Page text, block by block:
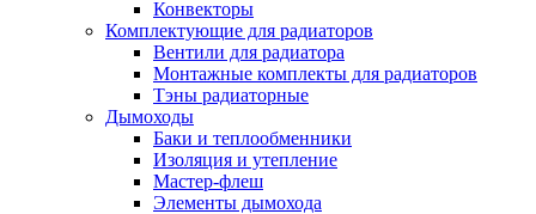
Конвекторы
Комплектующие для радиаторов
Вентили для радиатора
Монтажные комплекты для радиаторов
Тэны радиаторные
Дымоходы
Баки и теплообменники
Изоляция и утепление
Мастер-флеш
Элементы дымохода